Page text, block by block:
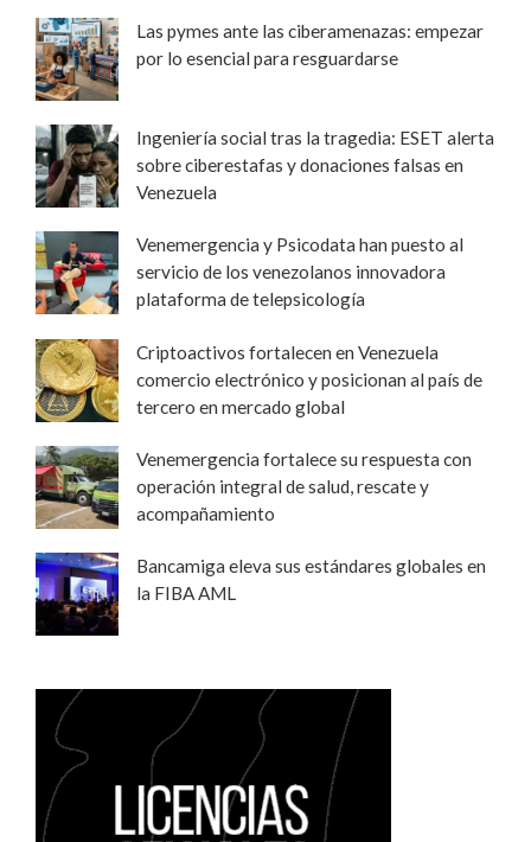
Las pymes ante las ciberamenazas: empezar
por lo esencial para resguardarse
Ingeniería social tras la tragedia: ESET alerta
sobre ciberestafas y donaciones falsas en
Venezuela
Venemergencia y Psicodata han puesto al
servicio de los venezolanos innovadora
plataforma de telepsicología
Criptoactivos fortalecen en Venezuela
comercio electrónico y posicionan al país de
tercero en mercado global
Venemergencia fortalece su respuesta con
operación integral de salud, rescate y
acompañamiento
Bancamiga eleva sus estándares globales en
la FIBA AML